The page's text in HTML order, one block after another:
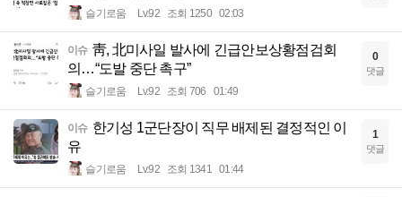
슬기로움 Lv.92 조회 1250 02:03
이슈 靑, 北미사일 발사에 긴급안보상황점검회
의…“도발 중단 촉구”
슬기로움 Lv.92 조회 706 01:49
0
댓글
이슈 한기성 1군단장이 직무 배제된 결정적인 이
유
슬기로움 Lv.92 조회 1341 01:44
1
댓글